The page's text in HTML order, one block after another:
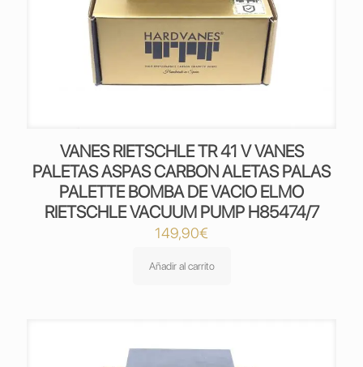
VANES RIETSCHLE TR 41 V VANES
PALETAS ASPAS CARBON ALETAS PALAS
PALETTE BOMBA DE VACIO ELMO
RIETSCHLE VACUUM PUMP H85474/7
149,90€
Añadir al carrito